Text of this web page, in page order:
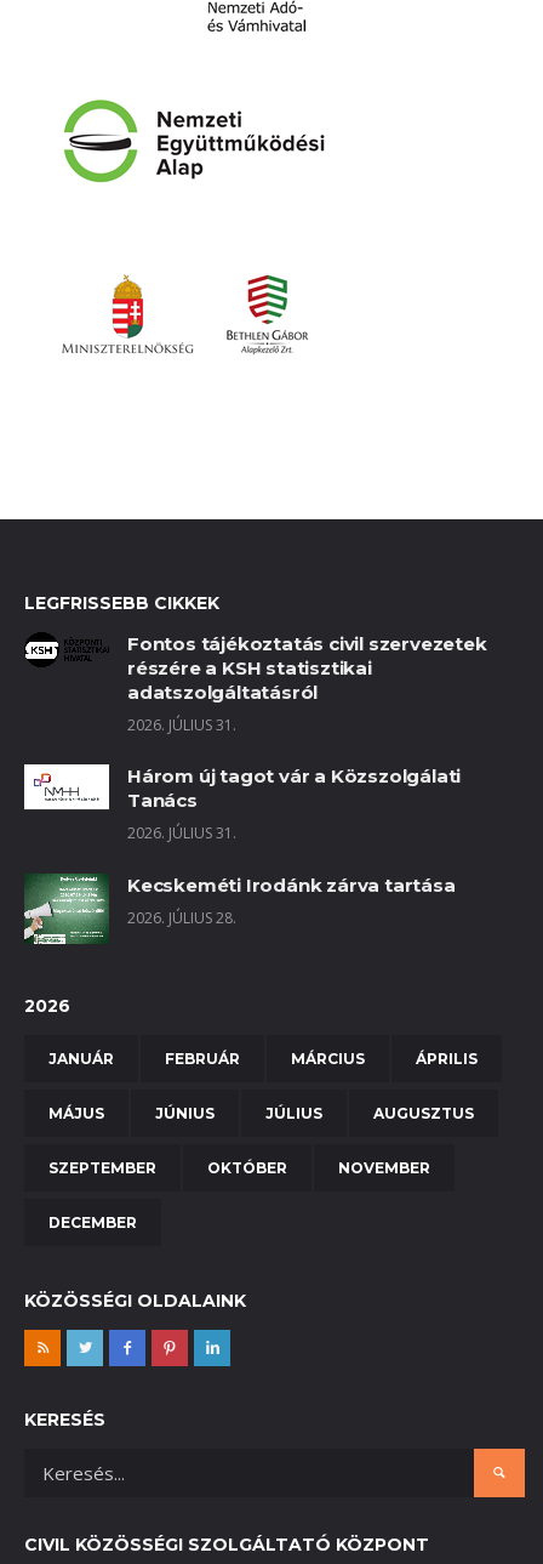
LEGFRISSEBB CIKKEK
Fontos tájékoztatás civil szervezetek
részére a KSH statisztikai
adatszolgáltatásról
2026. JÚLIUS 31.
Három új tagot vár a Közszolgálati
Tanács
2026. JÚLIUS 31.
Kecskeméti Irodánk zárva tartása
2026. JÚLIUS 28.
2026
JANUÁR FEBRUÁR MÁRCIUS ÁPRILIS
MÁJUS JÚNIUS JÚLIUS AUGUSZTUS
SZEPTEMBER OKTÓBER NOVEMBER
DECEMBER
KÖZÖSSÉGI OLDALAINK
KERESÉS
CIVIL KÖZÖSSÉGI SZOLGÁLTATÓ KÖZPONT